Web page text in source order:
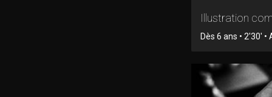
Illustration
Dès 6 ans • 2'30'